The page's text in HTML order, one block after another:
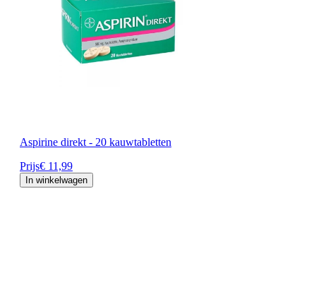
Aspirine direkt - 20 kauwtabletten
Prijs€ 11,99
In winkelwagen